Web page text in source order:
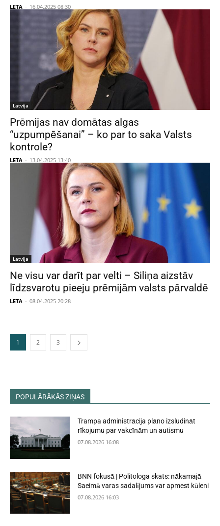
LETA - 16.04.2025 08:30
Latvija
Prēmijas nav domātas algas
“uzpumpēšanai” – ko par to saka Valsts
kontrole?
LETA - 13.04.2025 13:40
Latvija
Ne visu var darīt par velti – Siliņa aizstāv
līdzsvarotu pieeju prēmijām valsts pārvaldē
LETA - 08.04.2025 20:28
1 2 3
POPULĀRĀKĀS ZIŅAS
Trampa administrācija plāno izsludināt
rīkojumu par vakcīnām un autismu
07.08.2026 16:08
BNN fokusā | Politologa skats: nākamajā
Saeimā varas sadalījums var apmest kūleni
07.08.2026 16:03